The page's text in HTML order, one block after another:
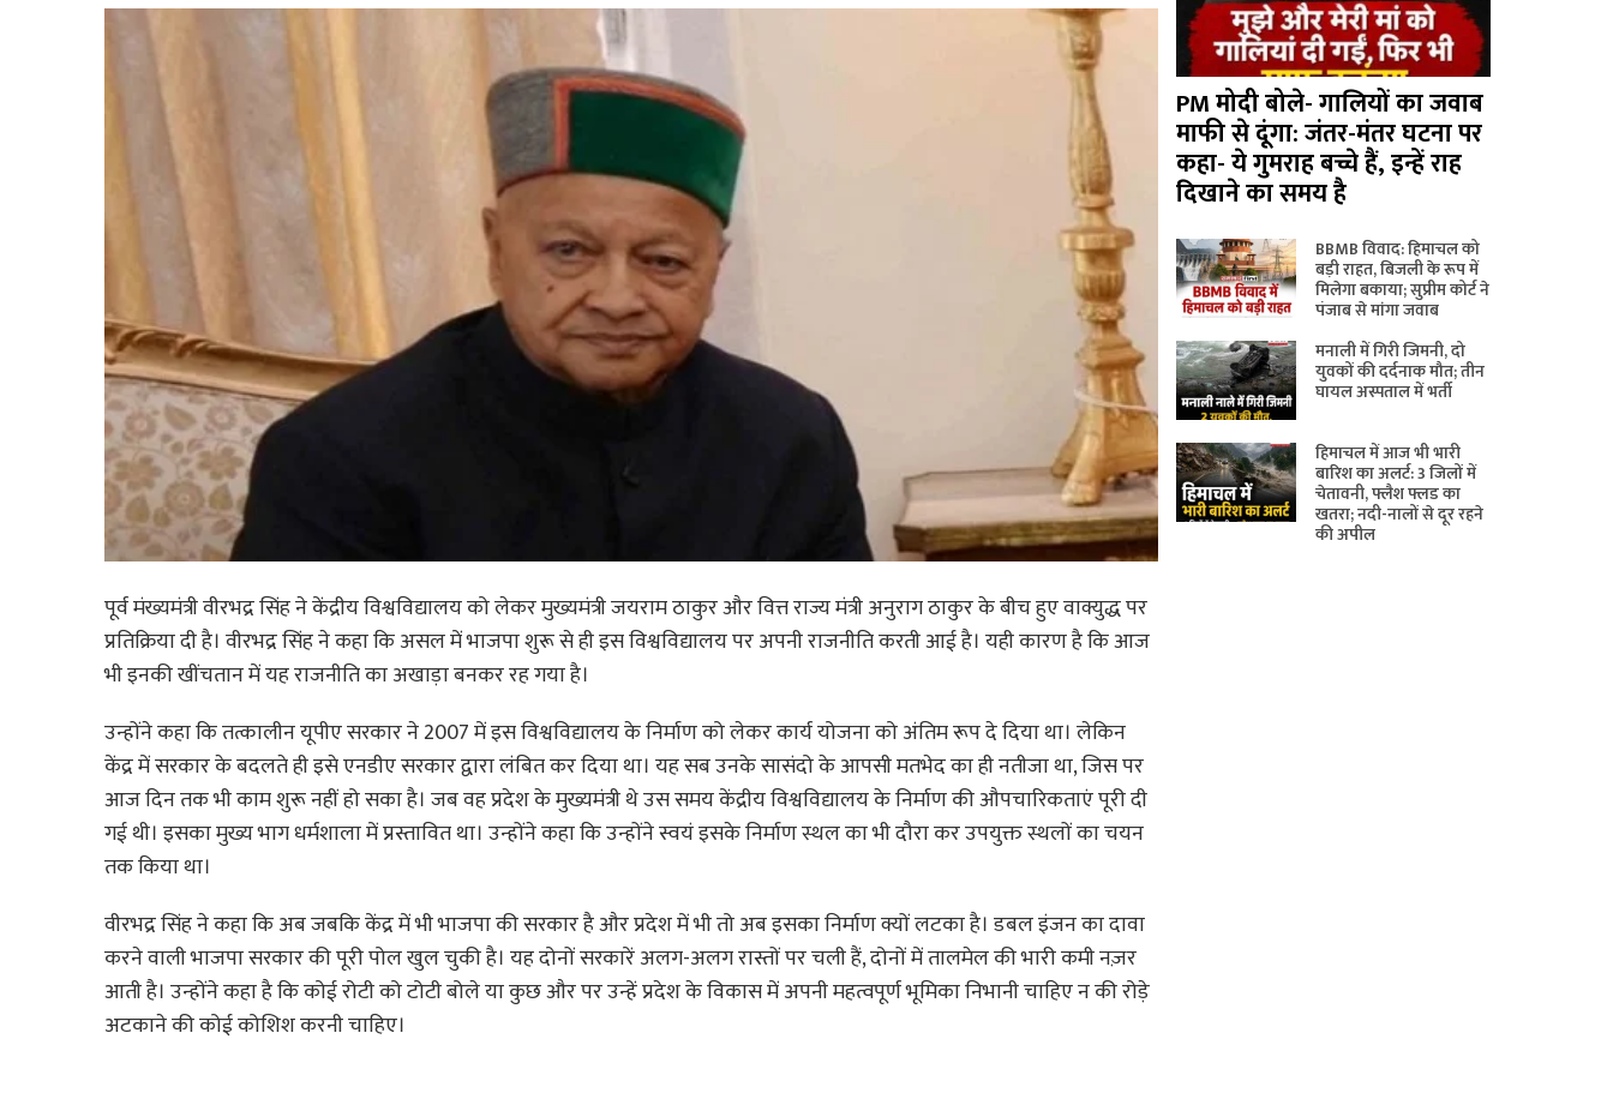
पूर्व मंख्यमंत्री वीरभद्र सिंह ने केंद्रीय विश्वविद्यालय को लेकर मुख्यमंत्री जयराम ठाकुर और वित्त राज्य मंत्री अनुराग ठाकुर के बीच हुए वाक्युद्ध पर
प्रतिक्रिया दी है। वीरभद्र सिंह ने कहा कि असल में भाजपा शुरू से ही इस विश्वविद्यालय पर अपनी राजनीति करती आई है। यही कारण है कि आज
भी इनकी खींचतान में यह राजनीति का अखाड़ा बनकर रह गया है।
उन्होंने कहा कि तत्कालीन यूपीए सरकार ने 2007 में इस विश्वविद्यालय के निर्माण को लेकर कार्य योजना को अंतिम रूप दे दिया था। लेकिन
केंद्र में सरकार के बदलते ही इसे एनडीए सरकार द्वारा लंबित कर दिया था। यह सब उनके सासंदो के आपसी मतभेद का ही नतीजा था, जिस पर
आज दिन तक भी काम शुरू नहीं हो सका है। जब वह प्रदेश के मुख्यमंत्री थे उस समय केंद्रीय विश्वविद्यालय के निर्माण की औपचारिकताएं पूरी दी
गई थी। इसका मुख्य भाग धर्मशाला में प्रस्तावित था। उन्होंने कहा कि उन्होंने स्वयं इसके निर्माण स्थल का भी दौरा कर उपयुक्त स्थलों का चयन
तक किया था।
वीरभद्र सिंह ने कहा कि अब जबकि केंद्र में भी भाजपा की सरकार है और प्रदेश में भी तो अब इसका निर्माण क्यों लटका है। डबल इंजन का दावा
करने वाली भाजपा सरकार की पूरी पोल खुल चुकी है। यह दोनों सरकारें अलग-अलग रास्तों पर चली हैं, दोनों में तालमेल की भारी कमी नज़र
आती है। उन्होंने कहा है कि कोई रोटी को टोटी बोले या कुछ और पर उन्हें प्रदेश के विकास में अपनी महत्वपूर्ण भूमिका निभानी चाहिए न की रोड़े
अटकाने की कोई कोशिश करनी चाहिए।
PM मोदी बोले- गालियों का जवाब
माफी से दूंगा: जंतर-मंतर घटना पर
कहा- ये गुमराह बच्चे हैं, इन्हें राह
दिखाने का समय है
BBMB विवाद: हिमाचल को
बड़ी राहत, बिजली के रूप में
मिलेगा बकाया; सुप्रीम कोर्ट ने
पंजाब से मांगा जवाब
मनाली में गिरी जिमनी, दो
युवकों की दर्दनाक मौत; तीन
घायल अस्पताल में भर्ती
हिमाचल में आज भी भारी
बारिश का अलर्ट: 3 जिलों में
चेतावनी, फ्लैश फ्लड का
खतरा; नदी-नालों से दूर रहने
की अपील